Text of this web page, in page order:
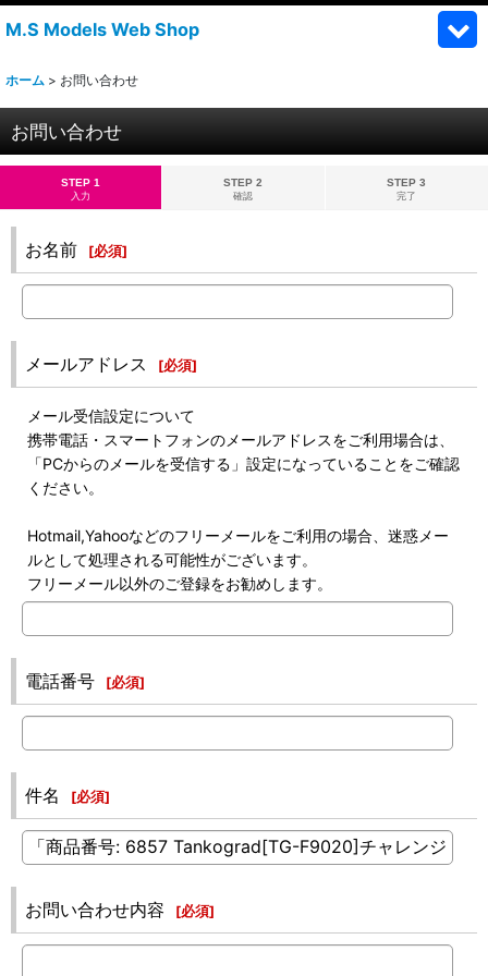
M.S Models Web Shop
ホーム > お問い合わせ
お問い合わせ
STEP 1
入力
STEP 2
確認
STEP 3
完了
お名前 [必須]
メールアドレス [必須]
メール受信設定について
携帯電話・スマートフォンのメールアドレスをご利用場合は、
「PCからのメールを受信する」設定になっていることをご確認
ください。
Hotmail,Yahooなどのフリーメールをご利用の場合、迷惑メー
ルとして処理される可能性がございます。
フリーメール以外のご登録をお勧めします。
電話番号 [必須]
件名 [必須]
お問い合わせ内容 [必須]